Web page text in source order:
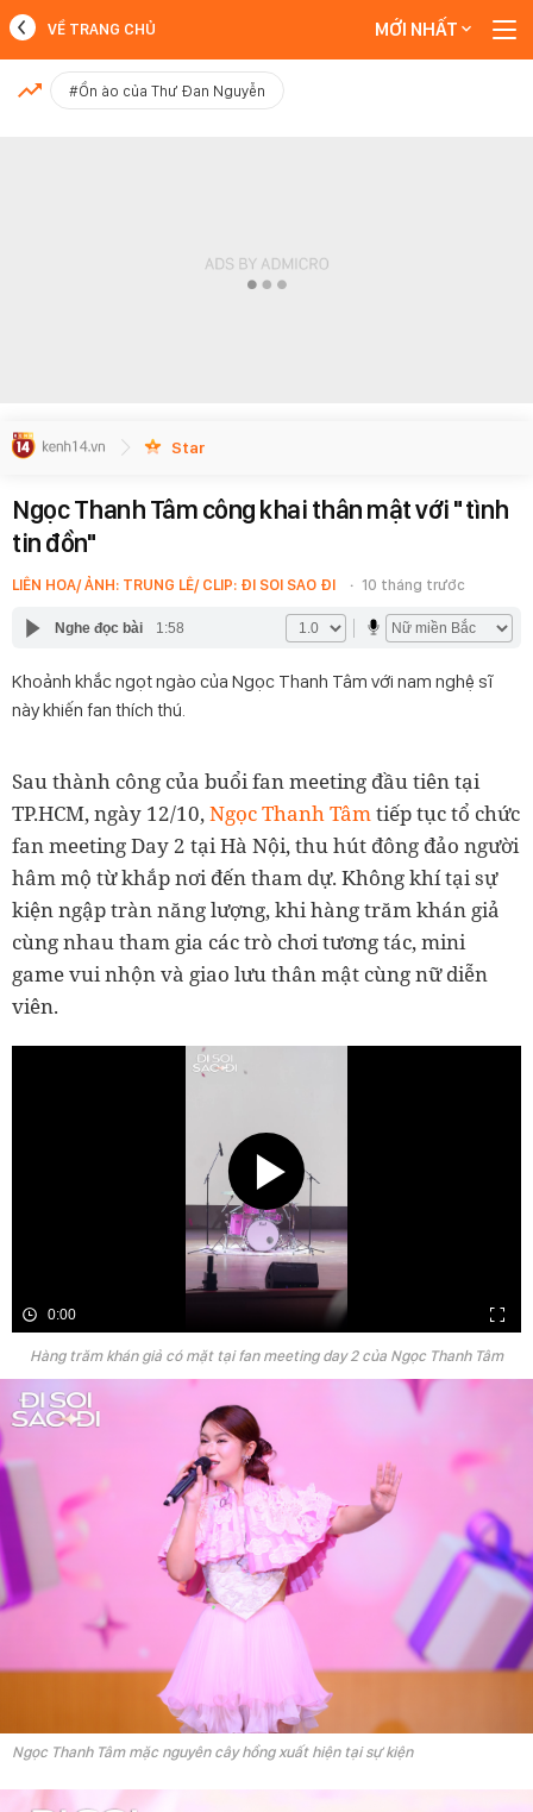
MỚI NHẤT
VỀ TRANG CHỦ MỚI NHẤT
#Ồn ào của Thư Đan Nguyễn
Star
Ngọc Thanh Tâm công khai thân mật với "tình
tin đồn"
LIÊN HOA/ ẢNH: TRUNG LÊ/ CLIP: ĐI SOI SAO ĐI 10 tháng trước
Nghe đọc bài 1:58
Khoảnh khắc ngọt ngào của Ngọc Thanh Tâm với nam nghệ sĩ
này khiến fan thích thú.
Sau thành công của buổi fan meeting đầu tiên tại
TP.HCM, ngày 12/10,Ngọc Thanh Tâmtiếp tục tổ chức
fan meeting Day 2 tại Hà Nội, thu hút đông đảo người
hâm mộ từ khắp nơi đến tham dự. Không khí tại sự
kiện ngập tràn năng lượng, khi hàng trăm khán giả
cùng nhau tham gia các trò chơi tương tác, mini
game vui nhộn và giao lưu thân mật cùng nữ diễn
viên.
0:00
Hàng trăm khán giả có mặt tại fan meeting day 2 của Ngọc Thanh Tâm
Ngọc Thanh Tâm mặc nguyên cây hồng xuất hiện tại sự kiện